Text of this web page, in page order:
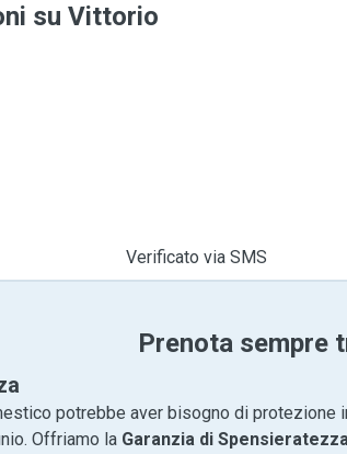
su Vittorio
Verificato via SMS
Prenota sempre
potrebbe aver bisogno di protezione
Offriamo la Garanzia di